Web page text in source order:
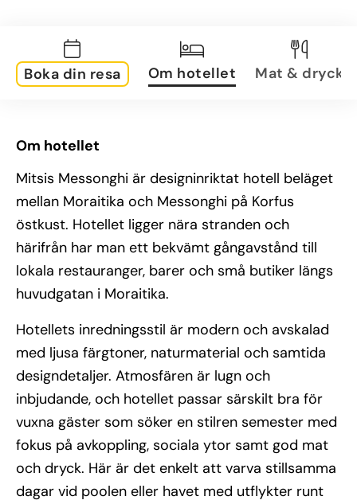
Boka din resa Om hotellet Mat & dryck
Om hotellet
Mitsis Messonghi är designinriktat hotell beläget
mellan Moraitika och Messonghi på Korfus
östkust. Hotellet ligger nära stranden och
härifrån har man ett bekvämt gångavstånd till
lokala restauranger, barer och små butiker längs
huvudgatan i Moraitika.
Hotellets inredningsstil är modern och avskalad
med ljusa färgtoner, naturmaterial och samtida
designdetaljer. Atmosfären är lugn och
inbjudande, och hotellet passar särskilt bra för
vuxna gäster som söker en stilren semester med
fokus på avkoppling, sociala ytor samt god mat
och dryck. Här är det enkelt att varva stillsamma
dagar vid poolen eller havet med utflykter runt